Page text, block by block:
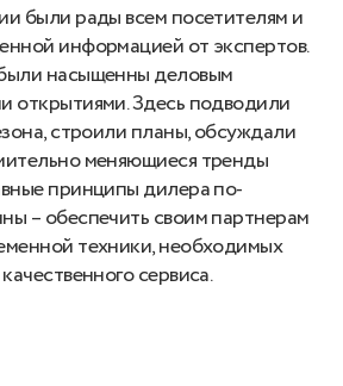
были рады всем посетителям и
информацией от экспертов.
насыщенны деловым
открытиями. Здесь подводили
строили планы, обсуждали
меняющиеся тренды
принципы дилера по-
– обеспечить своим партнерам
техники, необходимых
сервиса.